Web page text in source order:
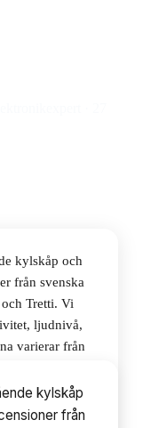
kylskåp och
från svenska
Tretti. Vi
ljudnivå,
varierar från
10avsnitt
kylskåp
från